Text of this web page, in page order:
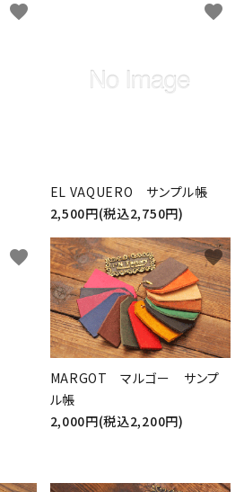
favorite
EL VAQUERO サンプル帳
2,500円(税込2,750円)
favorite
favorite
MARGOT マルゴー サンプ
ル帳
2,000円(税込2,200円)
favorite